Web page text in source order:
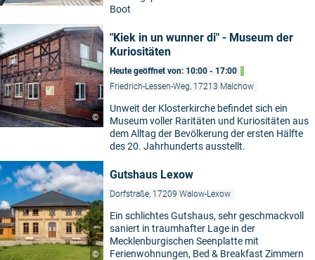
Boot
©
"Kiek in un wunner di" - Museum der
Kuriositäten
Heute geöffnet von: 10:00 - 17:00
Friedrich-Lessen-Weg, 17213 Malchow
Unweit der Klosterkirche befindet sich ein
Museum voller Raritäten und Kuriositäten aus
dem Alltag der Bevölkerung der ersten Hälfte
des 20. Jahrhunderts ausstellt.
©
Gutshaus Lexow
Dorfstraße, 17209 Walow-Lexow
Ein schlichtes Gutshaus, sehr geschmackvoll
saniert in traumhafter Lage in der
Mecklenburgischen Seenplatte mit
Ferienwohnungen, Bed & Breakfast Zimmern